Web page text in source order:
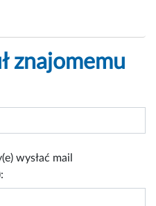
znajomemu
wysłać mail